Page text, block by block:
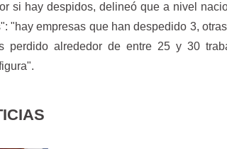
si hay despidos, delineó que a nivel
"hay empresas que han despedido 3,
perdido alrededor de entre 25 y 30